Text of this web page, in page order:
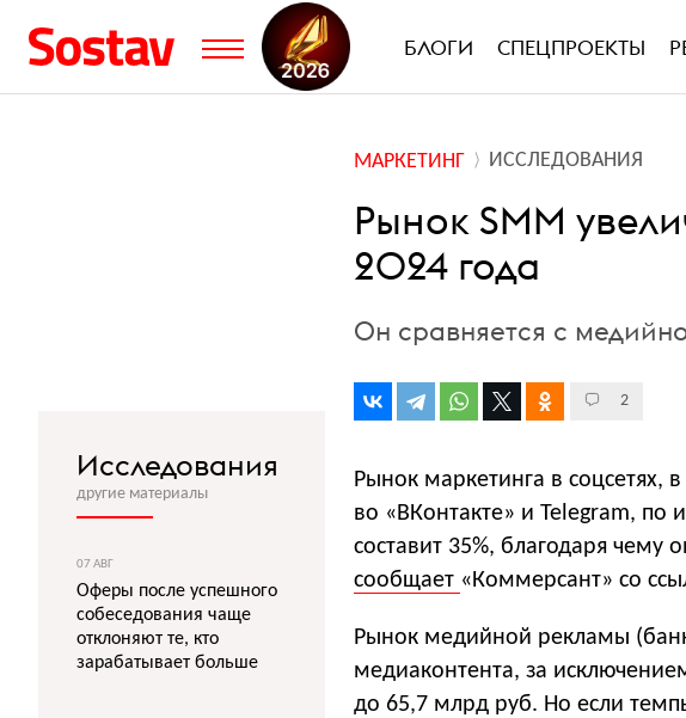
БЛОГИ СПЕЦПРОЕКТЫ
МАРКЕТИНГ ИССЛЕДОВАНИЯ
Рынок SMM
2024 года
Он сравняется с
2
Рынок маркетинга в соцсетях,
во «ВКонтакте» и Telegram, по
составит 35%, благодаря
сообщает «Коммерсант» со
Рынок медийной рекламы
медиаконтента, за
до 65,7 млрд руб. Но если
Исследования
другие материалы
07 АВГ
Оферы после успешного
собеседования чаще
отклоняют те, кто
зарабатывает больше